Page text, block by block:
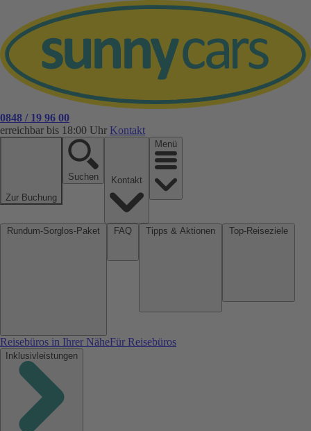
0848 / 19 96 00
erreichbar bis 18:00 Uhr Kontakt
Zur Buchung
Suchen
Menü
Reisebüros in Ihrer NäheFür Reisebüros
Inklusivleistungen